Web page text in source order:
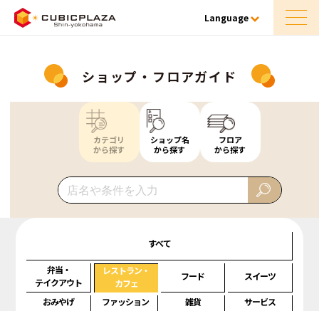
Language
ショップ・フロアガイド
カテゴリ
から探す
ショップ名
から探す
フロア
から探す
すべて
弁当・
テイクアウト
レストラン・
カフェ
フード スイーツ
おみやげ ファッション 雑貨
サービス